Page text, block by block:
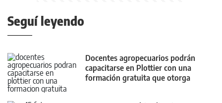
Seguí leyendo
Docentes agropecuarios podrán
capacitarse en Plottier con una
formación gratuita que otorga